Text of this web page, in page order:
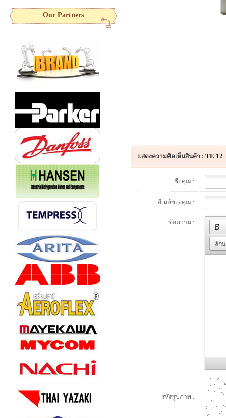
Our Partners
แสดงความคิดเห็นสินค้า : TE 12
ชื่อคุณ :
อีเมล์ของคุณ :
ข้อความ :
ลัก
รหัสรูปภาพ :